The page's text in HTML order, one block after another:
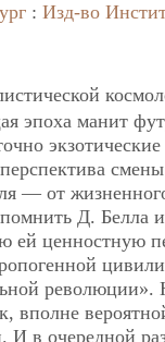
: Изд-во
эпоха манит
— от
Д. Белла
ей ценностную
революции».
вполне
И в очередной